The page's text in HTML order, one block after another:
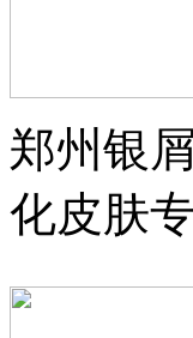
郑州银
化皮肤